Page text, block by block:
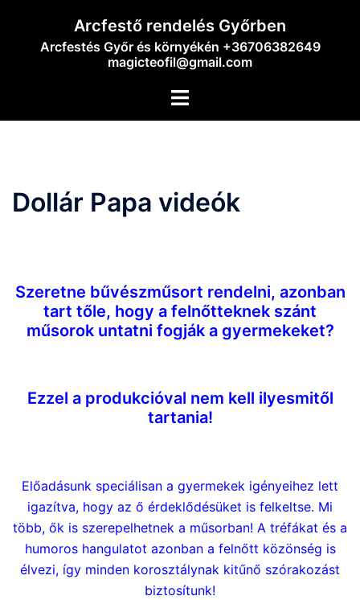
content
Arcfestő rendelés Győrben
Arcfestés Győr és környékén +36706382649
magicteofil@gmail.com
Toggle
Dollár Papa videók
Szeretne bűvészműsort rendelni, azonban
tart tőle, hogy a felnőtteknek szánt
műsorok untatni fogják a gyermekeket?
Ezzel a produkcióval nem kell ilyesmitől
tartania!
Előadásunk speciálisan a gyermekek igényeihez lett
igazítva, hogy az ő érdeklődésüket is felkeltse. Mi
több, ők is szerepelhetnek a műsorban! A tréfákat és a
humoros hangulatot azonban a felnőtt közönség is
élvezi, így minden korosztálynak kitűnő szórakozást
biztosítunk!